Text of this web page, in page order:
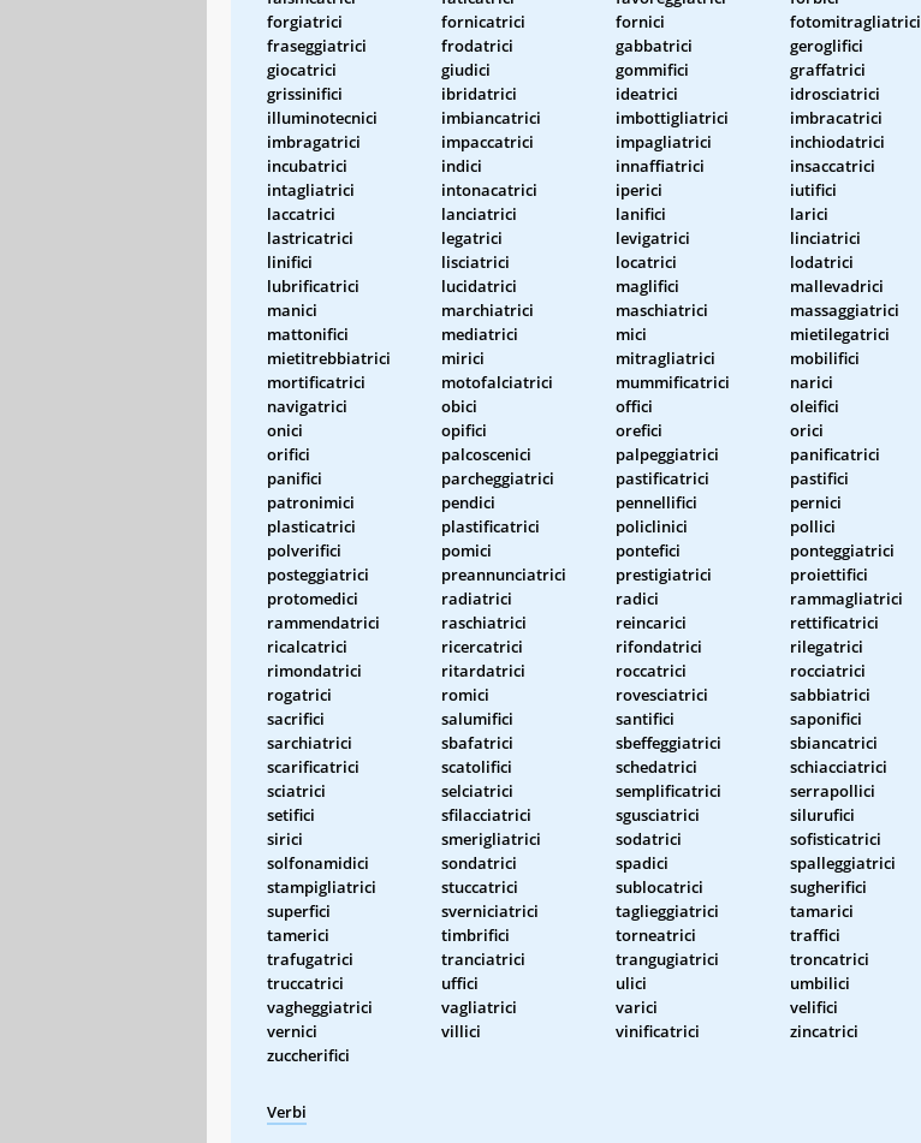
forgiatrici
fornicatrici fornici
fotomitragliatrici
fraseggiatrici
frodatrici gabbatrici
geroglifici
giocatrici
giudici gommifici
graffatrici
grissinifici
ibridatrici ideatrici
idrosciatrici
illuminotecnici
imbiancatrici imbottigliatrici
imbracatrici
imbragatrici
impaccatrici impagliatrici
inchiodatrici
incubatrici
indici innaffiatrici
insaccatrici
intagliatrici
intonacatrici iperici
iutifici
laccatrici
lanciatrici lanifici
larici
lastricatrici
legatrici levigatrici
linciatrici
linifici
lisciatrici locatrici
lodatrici
lubrificatrici
lucidatrici maglifici
mallevadrici
manici
marchiatrici maschiatrici
massaggiatrici
mattonifici
mediatrici mici
mietilegatrici
mietitrebbiatrici
mirici mitragliatrici
mobilifici
mortificatrici
motofalciatrici mummificatrici
narici
navigatrici
obici offici
oleifici
onici
opifici orefici
orici
orifici
palcoscenici palpeggiatrici
panificatrici
panifici
parcheggiatrici pastificatrici
pastifici
patronimici
pendici pennellifici
pernici
plasticatrici
plastificatrici policlinici
pollici
polverifici
pomici pontefici
ponteggiatrici
posteggiatrici
preannunciatrici prestigiatrici
proiettifici
protomedici
radiatrici radici
rammagliatrici
rammendatrici
raschiatrici reincarici
rettificatrici
ricalcatrici
ricercatrici rifondatrici
rilegatrici
rimondatrici
ritardatrici roccatrici
rocciatrici
rogatrici
romici rovesciatrici
sabbiatrici
sacrifici
salumifici santifici
saponifici
sarchiatrici
sbafatrici sbeffeggiatrici
sbiancatrici
scarificatrici
scatolifici schedatrici
schiacciatrici
sciatrici
selciatrici semplificatrici
serrapollici
setifici
sfilacciatrici sgusciatrici
silurufici
sirici
smerigliatrici sodatrici
sofisticatrici
solfonamidici
sondatrici spadici
spalleggiatrici
stampigliatrici
stuccatrici sublocatrici
sugherifici
superfici
sverniciatrici taglieggiatrici
tamarici
tamerici
timbrifici torneatrici
traffici
trafugatrici
tranciatrici trangugiatrici
troncatrici
truccatrici
uffici ulici
umbilici
vagheggiatrici
vagliatrici varici
velifici
vernici
villici vinificatrici
zincatrici
zuccherifici
Verbi